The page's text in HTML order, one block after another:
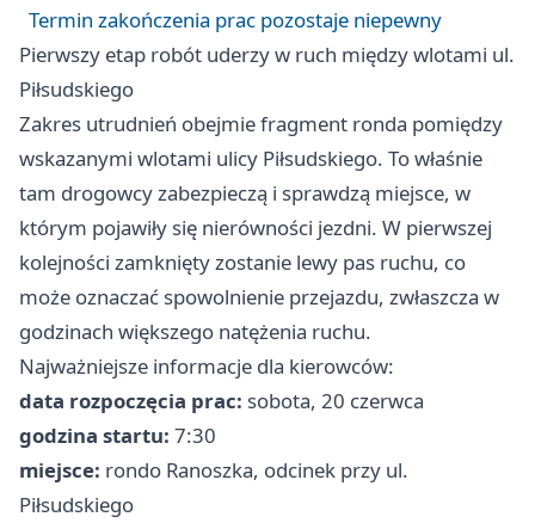
Termin zakończenia prac pozostaje niepewny
Pierwszy etap robót uderzy w ruch między wlotami ul.
Piłsudskiego
Zakres utrudnień obejmie fragment ronda pomiędzy
wskazanymi wlotami ulicy Piłsudskiego. To właśnie
tam drogowcy zabezpieczą i sprawdzą miejsce, w
którym pojawiły się nierówności jezdni. W pierwszej
kolejności zamknięty zostanie lewy pas ruchu, co
może oznaczać spowolnienie przejazdu, zwłaszcza w
godzinach większego natężenia ruchu.
Najważniejsze informacje dla kierowców:
data rozpoczęcia prac: sobota, 20 czerwca
godzina startu: 7:30
miejsce: rondo Ranoszka, odcinek przy ul.
Piłsudskiego